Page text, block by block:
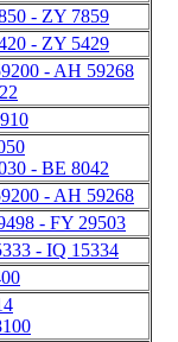
- ZY 7859
- ZY 5429
- AH 59268
- BE 8042
- AH 59268
- FY 29503
- IQ 15334